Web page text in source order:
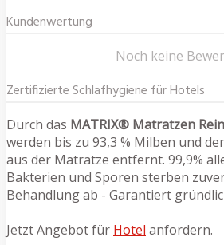
Kundenwertung
Noch keine
Zertifizierte Schlafhygiene für Hotels
Durch das MATRIX® Matratzen
werden bis zu 93,3 % Milben und
aus der Matratze entfernt. 99,9%
Bakterien und Sporen sterben
Behandlung ab - Garantiert
Jetzt Angebot für Hotel anfordern.